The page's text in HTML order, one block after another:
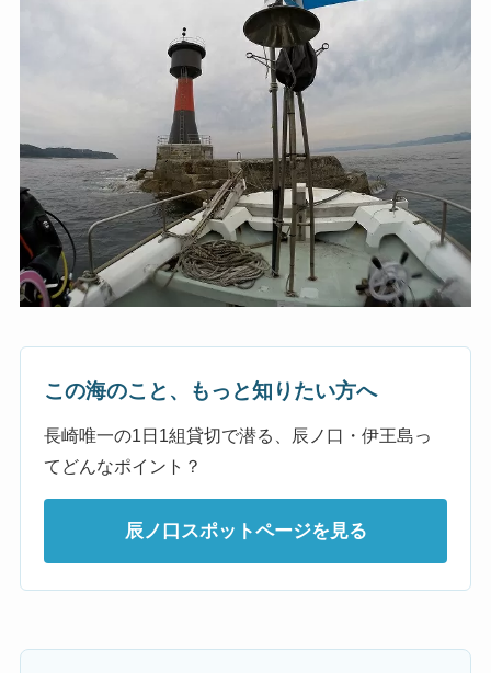
この海のこと、もっと知りたい方へ
長崎唯一の1日1組貸切で潜る、辰ノ口・伊王島っ
てどんなポイント？
辰ノ口スポットページを見る